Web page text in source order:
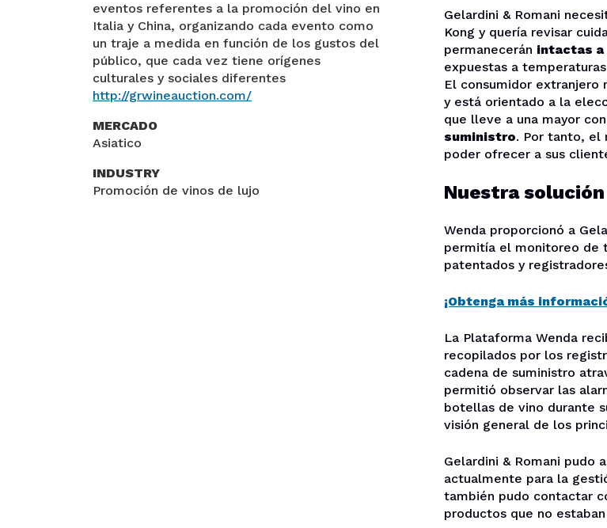
eventos referentes a la promoción del vino en
Italia y China, organizando cada evento como
un traje a medida en función de los gustos del
público, que cada vez tiene orígenes
culturales y sociales diferentes
http://grwineauction.com/
MERCADO
Asiatico
INDUSTRY
Promoción de vinos de lujo
Gelardini & Romani
Kong y quería revisar
permanecerán intactas a
expuestas a
El consumidor extranjero
y está orientado a la
que lleve a una mayor
suministro. Por tanto, el
poder ofrecer a sus
Nuestra solución
Wenda proporcionó a
permitía el monitoreo de
patentados y
¡Obtenga más
La Plataforma Wenda
recopilados por los
cadena de suministro
permitió observar las
botellas de vino durante
visión general de los
Gelardini & Romani pudo
actualmente para la
también pudo contactar
productos que no